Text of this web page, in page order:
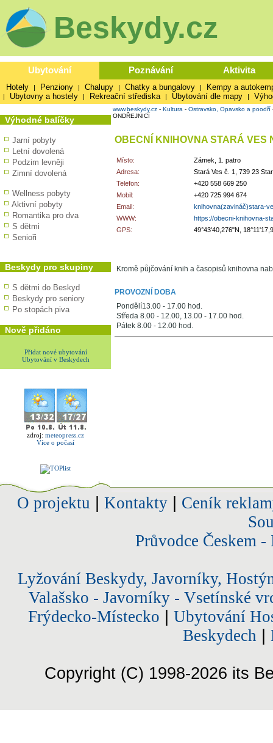
Beskydy.cz
Ubytování Poznávání Aktivita
Hotely | Penziony | Chalupy | Chatky a bungalovy | Kempy a
| Ubytovny a hostely | Rekreační střediska | Ubytování dle mapy |
Výhodné balíčky
Jarní pobyty
Letní dovolená
Podzim levněji
Zimní dovolená
Wellness pobyty
Aktivní pobyty
Romantika pro dva
S dětmi
Senioři
Beskydy pro skupiny
S dětmi do Beskyd
Beskydy pro seniory
Po stopách piva
Nově přidáno
Přidat nové ubytování
Ubytování v Beskydech
zdroj: meteopress.cz
Více o počasí
www.beskydy.cz - Kultura - Ostravsko, Opavsko a poodří
ONDŘEJNICÍ
OBECNÍ KNIHOVNA STARÁ VES
Místo:
Zámek, 1. patro
Adresa:
Stará Ves č. 1, 739 23
Telefon:
+420 558 669 250
Mobil:
+420 725 994 674
Email:
knihovna(zavináč)stara-
WWW:
https://obecni-knihovna-
GPS:
49°43'40,276"N,
Kromě půjčování knih a časopisů knihovna
PROVOZNÍ DOBA
Pondělí13.00 - 17.00 hod.
Středa 8.00 - 12.00, 13.00 - 17.00 hod.
Pátek 8.00 - 12.00 hod.
O projektu Kontakty| Ceník
Průvodce Českem
Lyžování Beskydy, Javorníky,
Valašsko - Javorníky - Vsetínské
Frýdecko-Místecko
Ubytování
Beskydech
Copyright (C) 1998-2026 its